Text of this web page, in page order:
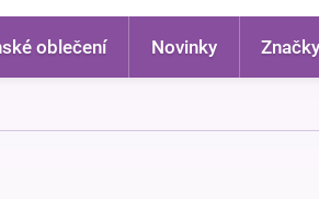
oblečení Novinky Značky